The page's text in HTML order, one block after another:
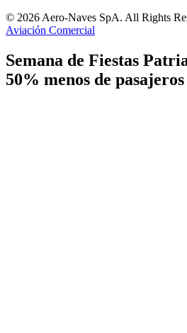
© 2026 Aero-Naves SpA. All Rights
Aviación Comercial
Semana de Fiestas
50% menos de